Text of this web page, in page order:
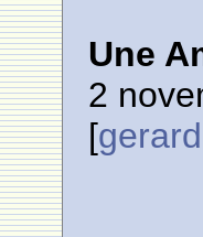
Une
2
[